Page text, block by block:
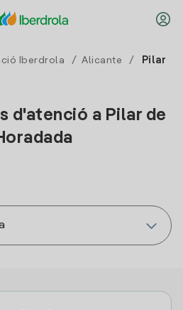
Iberdrola / Alicante /
Pilar
d'atenció a Pilar de